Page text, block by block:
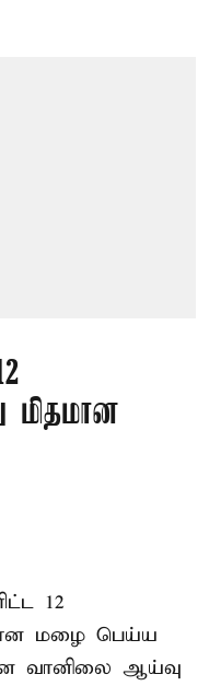
12
மழை பெய்ய
வானிலை ஆய்வு